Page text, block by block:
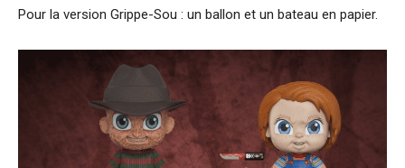
Pour la version Grippe-Sou : un ballon et un bateau en papier.